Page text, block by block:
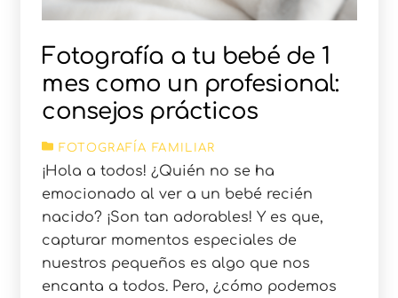
Fotografía a tu bebé de 1
mes como un profesional:
consejos prácticos
FOTOGRAFÍA FAMILIAR
¡Hola a todos! ¿Quién no se ha
emocionado al ver a un bebé recién
nacido? ¡Son tan adorables! Y es que,
capturar momentos especiales de
nuestros pequeños es algo que nos
encanta a todos. Pero, ¿cómo podemos